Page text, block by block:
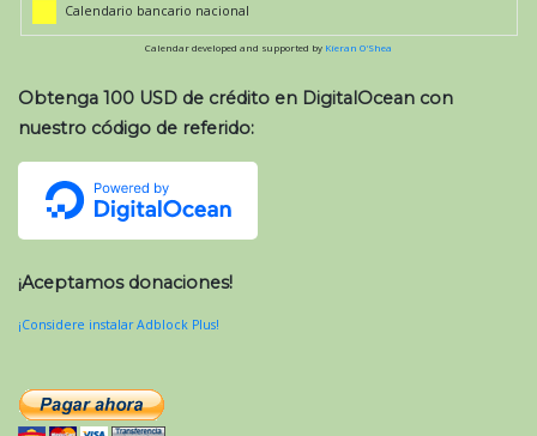
Calendario bancario nacional
Calendar developed and supported by Kieran O'Shea
Obtenga 100 USD de crédito en DigitalOcean con
nuestro código de referido:
¡Aceptamos donaciones!
¡Considere instalar Adblock Plus!